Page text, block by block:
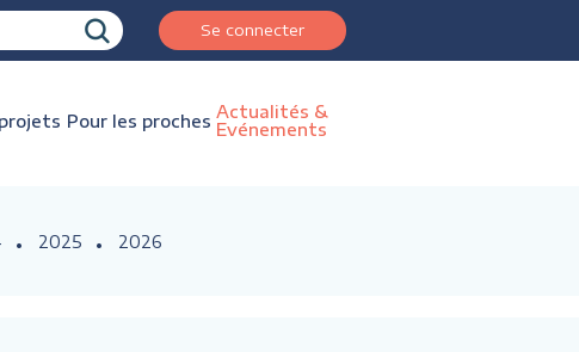
Se connecter
Pour les proches Actualités &
Evénements
2025 2026